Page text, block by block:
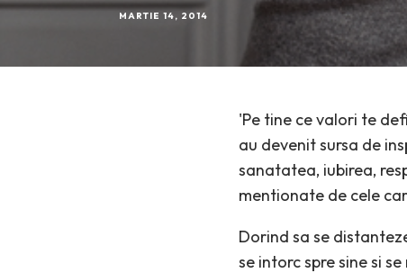
MARTIE 14, 2014
'Pe tine ce valori te
au devenit sursa de
sanatatea, iubirea,
mentionate de cele
Dorind sa se
se intorc spre sine si